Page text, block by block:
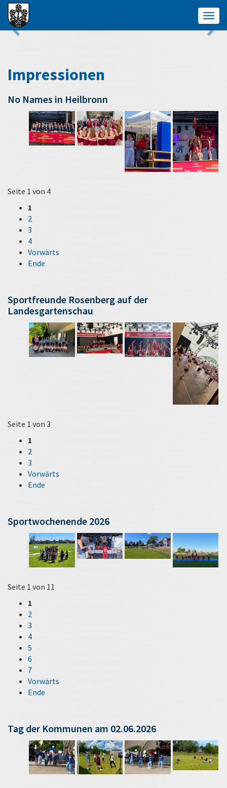
Impressionen
No Names in Heilbronn
Seite 1 von 4
1
2
3
4
Vorwärts
Ende
Sportfreunde Rosenberg auf der
Landesgartenschau
Seite 1 von 3
1
2
3
Vorwärts
Ende
Sportwochenende 2026
Seite 1 von 11
1
2
3
4
5
6
7
Vorwärts
Ende
Tag der Kommunen am 02.06.2026